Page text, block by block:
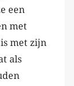
een
met
met zijn
als